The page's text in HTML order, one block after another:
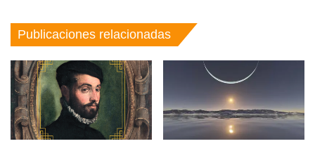
Publicaciones relacionadas